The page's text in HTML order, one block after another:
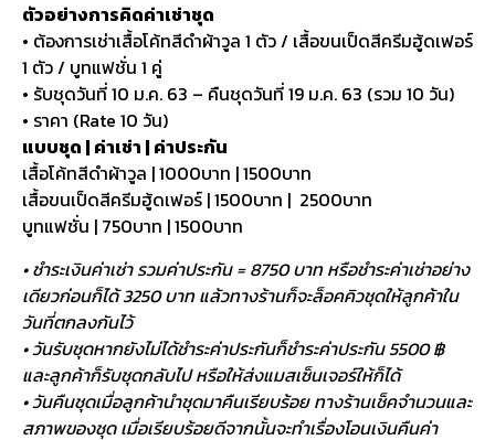
ตัวอย่างการคิดค่าเช่าชุด
• ต้องการเช่าเสื้อโค้ทสีดำผ้าวูล 1 ตัว / เสื้อขนเป็ดสีครีมฮู้ดเฟอร์
1 ตัว / บูทแฟชั่น 1 คู่
• รับชุดวันที่ 10 ม.ค. 63 – คืนชุดวันที่ 19 ม.ค. 63 (รวม 10 วัน)
• ราคา (Rate 10 วัน)
แบบชุด | ค่าเช่า | ค่าประกัน
เสื้อโค้ทสีดำผ้าวูล | 1000บาท | 1500บาท
เสื้อขนเป็ดสีครีมฮู้ดเฟอร์ | 1500บาท | 2500บาท
บูทแฟชั่น | 750บาท | 1500บาท
• ชำระเงินค่าเช่า รวมค่าประกัน = 8750 บาท หรือชำระค่าเช่าอย่าง
เดียวก่อนก็ได้ 3250 บาท แล้วทางร้านก็จะล็อคคิวชุดให้ลูกค้าใน
วันที่ตกลงกันไว้
• วันรับชุดหากยังไม่ได้ชำระค่าประกันก็ชำระค่าประกัน 5500 ฿
และลูกค้าก็รับชุดกลับไป หรือให้ส่งแมสเซ็นเจอร์ให้ก็ได้
• วันคืนชุดเมื่อลูกค้านำชุดมาคืนเรียบร้อย ทางร้านเช็คจำนวนและ
สภาพของชุด เมื่อเรียบร้อยดีจากนั้นจะทำเรื่องโอนเงินคืนค่า